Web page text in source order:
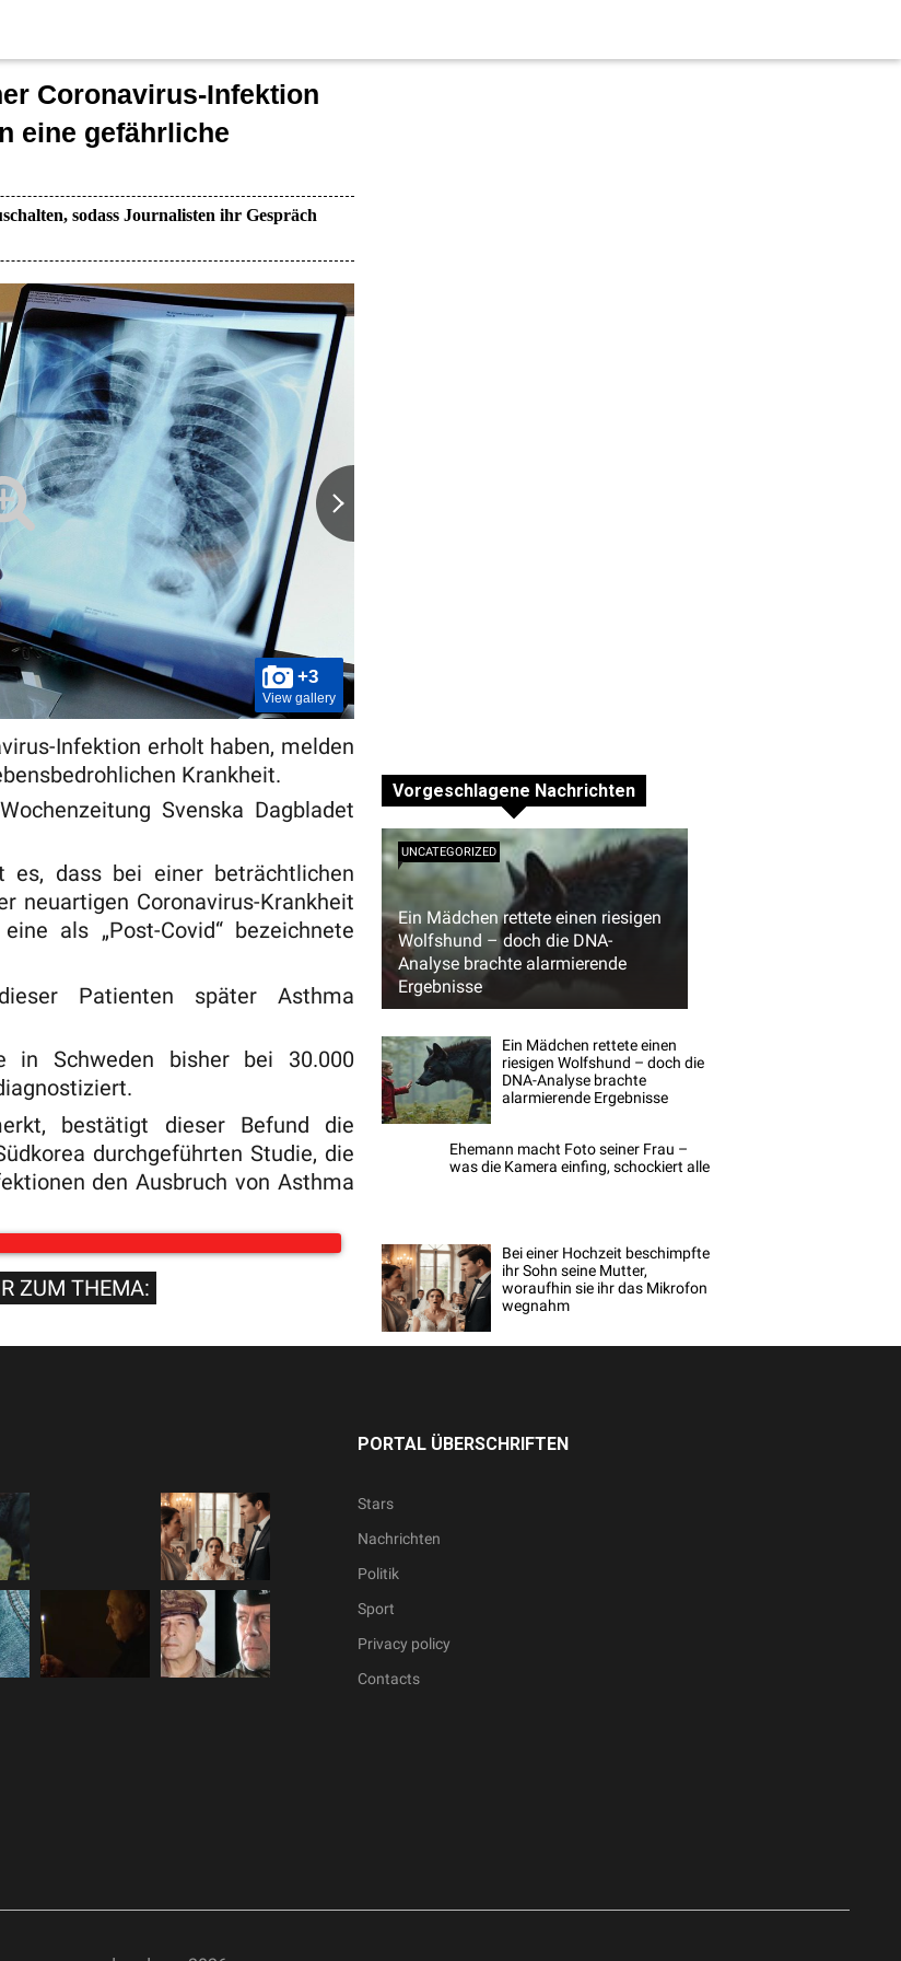
Coronavirus-Infektion
eine gefährliche
sodass Journalisten ihr Gespräch
+3
View gallery
Infektion erholt haben, melden
Krankheit.
Svenska Dagbladet
dass bei einer beträchtlichen
neuartigen Coronavirus-Krankheit
als „Post-Covid“ bezeichnete
Patienten später Asthma
in Schweden bisher bei 30.000
bestätigt dieser Befund die
durchgeführten Studie, die
den Ausbruch von Asthma
ZUM THEMA:
Vorgeschlagene Nachrichten
Ein Mädchen rettete einen riesigen
Wolfshund – doch die DNA-
Analyse brachte alarmierende
Ergebnisse
UNCATEGORIZED
Ein Mädchen rettete einen
riesigen Wolfshund – doch die
DNA-Analyse brachte
alarmierende Ergebnisse
Ehemann macht Foto seiner Frau –
was die Kamera einfing, schockiert alle
Bei einer Hochzeit beschimpfte
ihr Sohn seine Mutter,
woraufhin sie ihr das Mikrofon
wegnahm
PORTAL ÜBERSCHRIFTEN
Stars
Nachrichten
Politik
Sport
Privacy policy
Contacts